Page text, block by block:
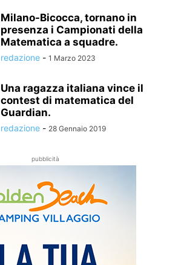
Milano-Bicocca, tornano in
presenza i Campionati della
Matematica a squadre.
redazione - 1 Marzo 2023
Una ragazza italiana vince il
contest di matematica del
Guardian.
redazione - 28 Gennaio 2019
pubblicità